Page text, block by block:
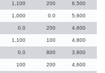
1,100 200 6,500
1,000 0.0 5,600
0.0 200 4,600
1,100 100 4,800
0.0 800 3,800
100 200 4,600